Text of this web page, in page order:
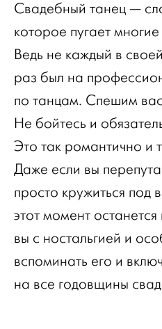
Свадебный танец —
которое пугает
Ведь не каждый в
раз был на
по танцам. Спешим
Не бойтесь и
Это так романтично и
Даже если вы
просто кружиться
этот момент
вы с ностальгией и
вспоминать его и
на все годовщины